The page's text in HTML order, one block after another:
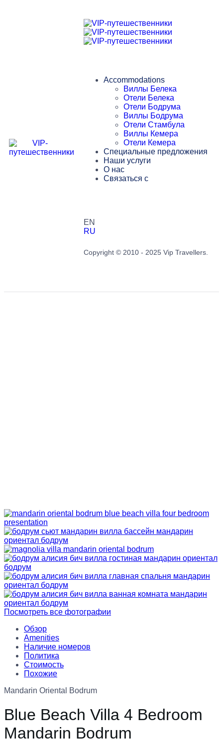
Accommodations
Виллы Белека
Отели Белека
Отели Бодрума
Виллы Бодрума
Отели Стамбула
Виллы Кемера
Отели Кемера
Специальные предложения
Наши услуги
О нас
Связаться с
EN
RU
Copyright © 2010 - 2025 Vip Travellers.
Посмотреть все фотографии
Обзор
Amenities
Наличие номеров
Политика
Стоимость
Похожие
Mandarin Oriental Bodrum
Blue Beach Villa 4 Bedroom
Mandarin Bodrum